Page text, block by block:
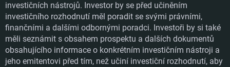
investičních nástrojů. Investor by se před učiněním
investičního rozhodnutí měl poradit se svými právními,
finančními a dalšími odbornými poradci. Investoři by si také
měli seznámit s obsahem prospektu a dalších dokumentů
obsahujícího informace o konkrétním investičním nástroji a
jeho emitentovi před tím, než učiní investiční rozhodnutí, aby